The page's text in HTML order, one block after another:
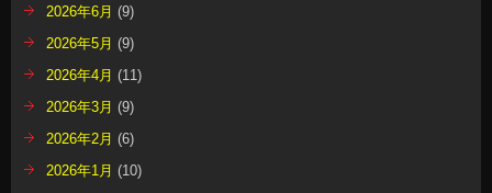
2026年6月 (9)
2026年5月 (9)
2026年4月 (11)
2026年3月 (9)
2026年2月 (6)
2026年1月 (10)